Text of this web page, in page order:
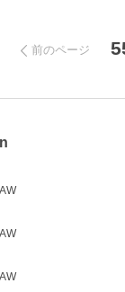
前のページ